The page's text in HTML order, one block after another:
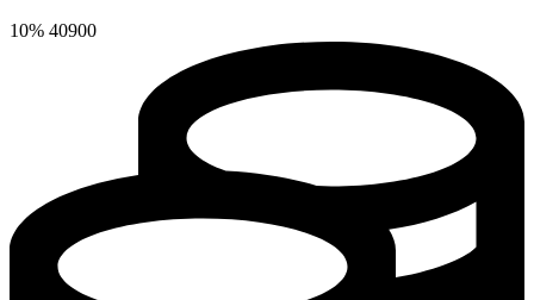
10% 40900